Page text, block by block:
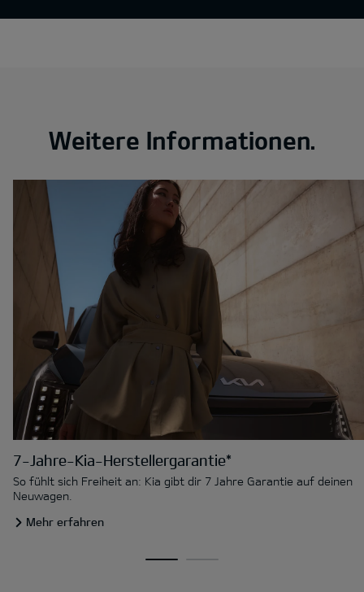
Weitere Informationen.
7-Jahre-Kia-Herstellergarantie*
So fühlt sich Freiheit an: Kia gibt dir 7 Jahre Garantie auf deinen
Neuwagen.
Mehr erfahren